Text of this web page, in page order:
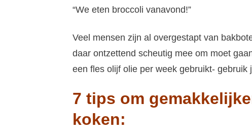
“We eten broccoli vanavond!”
Veel mensen zijn al overgestapt van
daar ontzettend scheutig mee om moet
een fles olijf olie per week gebruikt- gebruik
7 tips om
koken: